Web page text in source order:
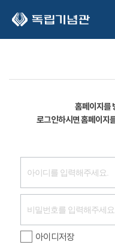
홈페이지를
로그인하시면 홈페이지
아이디저장